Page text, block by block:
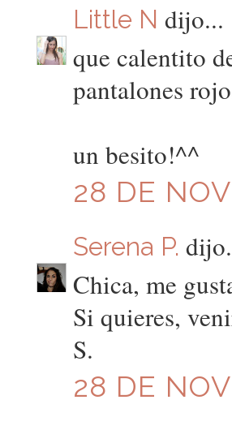
Little N dijo...
que calentito
pantalones
un besito!^^
28 DE
Serena P.
Chica, me
Si quieres,
S.
28 DE